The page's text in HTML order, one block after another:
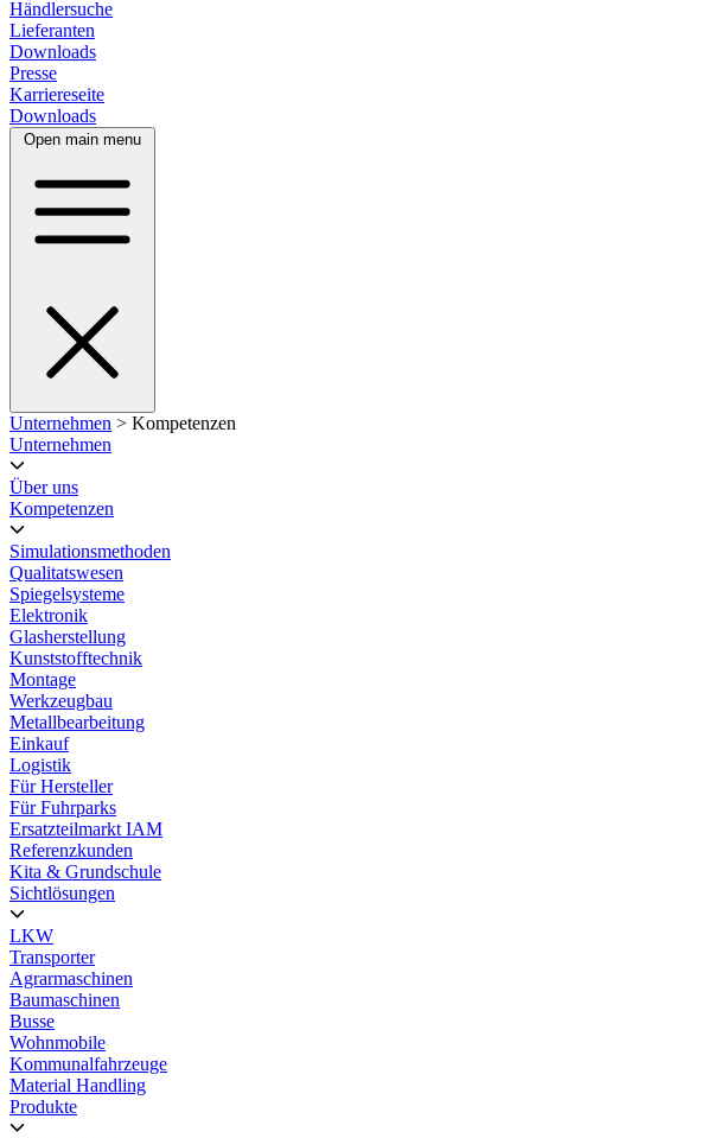
Händlersuche
Lieferanten
Downloads
Presse
Karriereseite
Downloads
Open main menu
Unternehmen > Kompetenzen
Unternehmen
Über uns
Kompetenzen
Simulationsmethoden
Qualitatswesen
Spiegelsysteme
Elektronik
Glasherstellung
Kunststofftechnik
Montage
Werkzeugbau
Metallbearbeitung
Einkauf
Logistik
Für Hersteller
Für Fuhrparks
Ersatzteilmarkt IAM
Referenzkunden
Kita & Grundschule
Sichtlösungen
LKW
Transporter
Agrarmaschinen
Baumaschinen
Busse
Wohnmobile
Kommunalfahrzeuge
Material Handling
Produkte